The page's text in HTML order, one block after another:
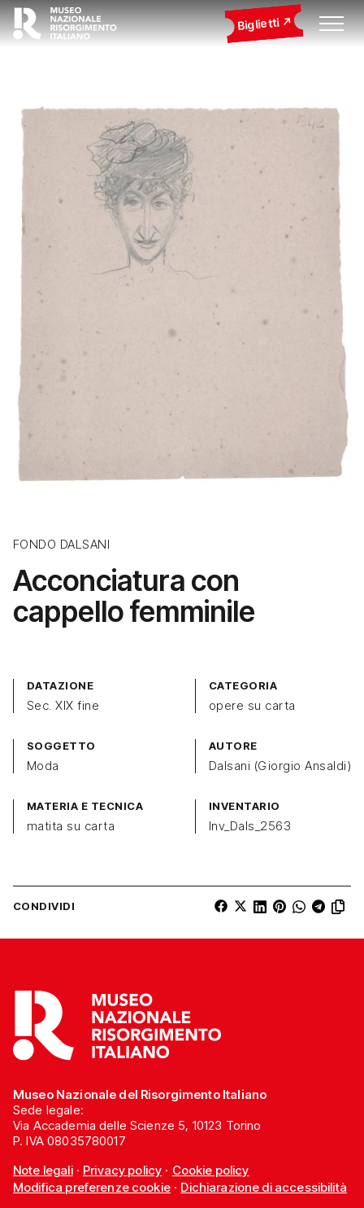
Biglietti
FONDO DALSANI
Acconciatura con
cappello femminile
DATAZIONE
Sec. XIX fine
CATEGORIA
opere su carta
SOGGETTO
Moda
AUTORE
Dalsani (Giorgio Ansaldi)
MATERIA E TECNICA
matita su carta
INVENTARIO
Inv_Dals_2563
CONDIVIDI
Museo Nazionale del Risorgimento Italiano
Sede legale:
Via Accademia delle Scienze 5, 10123 Torino
P. IVA 08035780017
Note legali· Privacy policy · Cookie policy
Modifica preferenze cookie· Dichiarazione di accessibilità